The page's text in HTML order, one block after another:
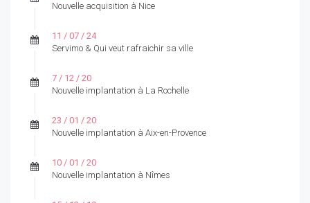
Nouvelle acquisition à Nice
11 / 07 / 24
Servimo & Qui veut rafraichir sa ville
7 / 12 / 20
Nouvelle implantation à La Rochelle
23 / 01 / 20
Nouvelle implantation à Aix-en-Provence
10 / 01 / 20
Nouvelle implantation à Nîmes